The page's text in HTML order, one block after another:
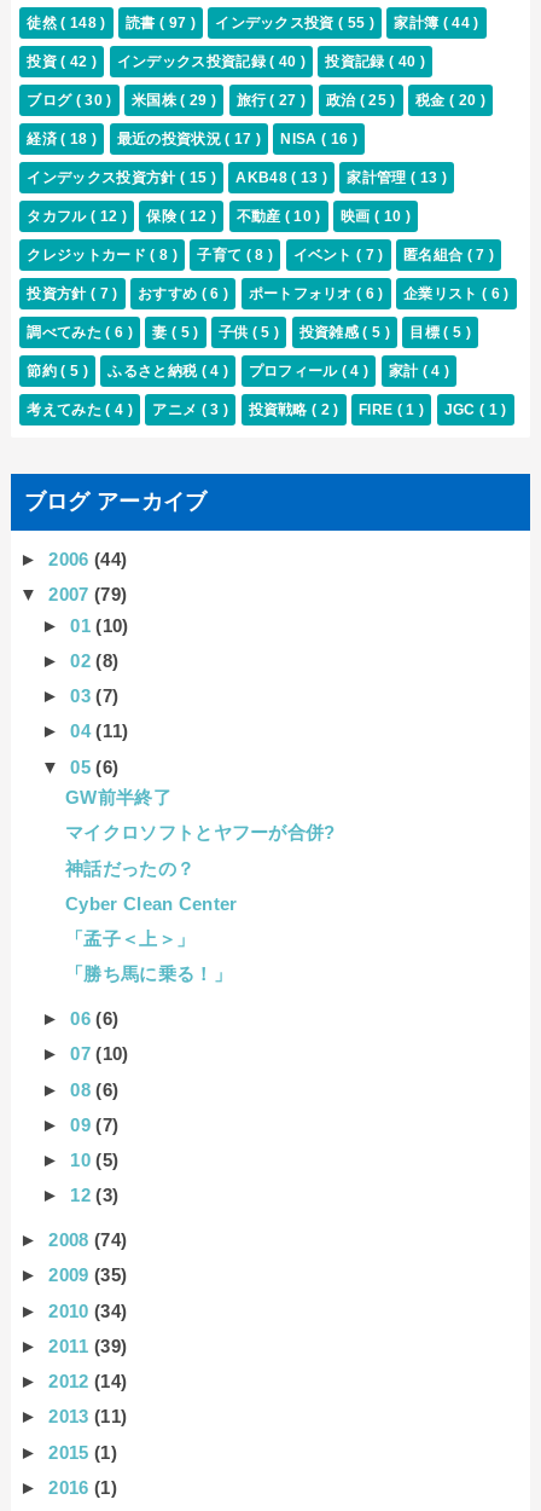
徒然( 148 ) 読書 ( 97 ) インデックス投資( 55 ) 家計簿 ( 44 )
投資( 42 ) インデックス投資記録( 40 ) 投資記録( 40 )
ブログ ( 30 ) 米国株( 29 ) 旅行( 27 ) 政治 ( 25 ) 税金 ( 20 )
経済( 18 ) 最近の投資状況( 17 ) NISA( 16 )
インデックス投資方針 ( 15 ) AKB48( 13 ) 家計管理( 13 )
タカフル( 12 ) 保険( 12 ) 不動産 ( 10 ) 映画( 10 )
クレジットカード( 8 ) 子育て ( 8 ) イベント( 7 ) 匿名組合 ( 7 )
投資方針( 7 ) おすすめ ( 6 ) ポートフォリオ( 6 ) 企業リスト ( 6 )
調べてみた( 6 ) 妻 ( 5 ) 子供 ( 5 ) 投資雑感( 5 ) 目標( 5 )
節約( 5 ) ふるさと納税 ( 4 ) プロフィール ( 4 ) 家計 ( 4 )
考えてみた( 4 ) アニメ ( 3 ) 投資戦略( 2 ) FIRE ( 1 ) JGC ( 1 )
ブログ アーカイブ
►2006(44)
▼2007(79)
►01(10)
►02(8)
►03(7)
►04(11)
▼05(6)
GW前半終了
マイクロソフトとヤフーが合併?
神話だったの？
Cyber Clean Center
「孟子＜上＞」
「勝ち馬に乗る！」
►06(6)
►07(10)
►08(6)
►09(7)
► 10(5)
► 12(3)
►2008(74)
►2009(35)
►2010(34)
►2011(39)
►2012(14)
►2013(11)
►2015(1)
►2016(1)